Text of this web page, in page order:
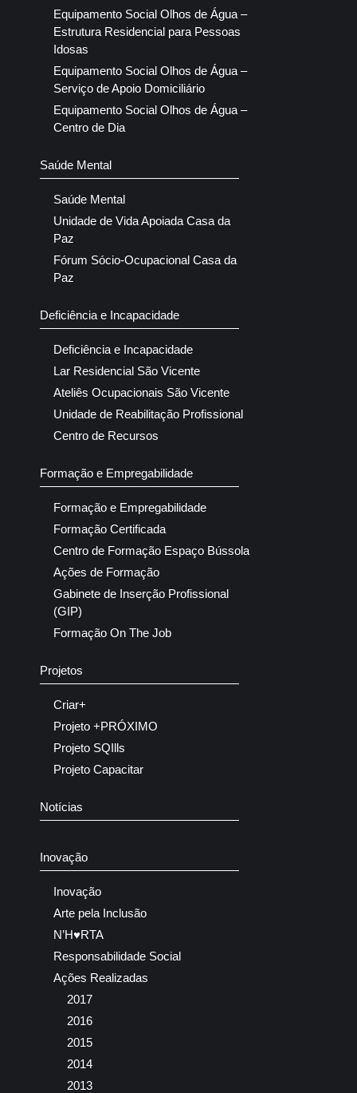
Equipamento Social Olhos de Água –
Estrutura Residencial para Pessoas
Idosas
Equipamento Social Olhos de Água –
Serviço de Apoio Domiciliário
Equipamento Social Olhos de Água –
Centro de Dia
Saúde Mental
Saúde Mental
Unidade de Vida Apoiada Casa da
Paz
Fórum Sócio-Ocupacional Casa da
Paz
Deficiência e Incapacidade
Deficiência e Incapacidade
Lar Residencial São Vicente
Ateliês Ocupacionais São Vicente
Unidade de Reabilitação Profissional
Centro de Recursos
Formação e Empregabilidade
Formação e Empregabilidade
Formação Certificada
Centro de Formação Espaço Bússola
Ações de Formação
Gabinete de Inserção Profissional
(GIP)
Formação On The Job
Projetos
Criar+
Projeto +PRÓXIMO
Projeto SQIlls
Projeto Capacitar
Notícias
Inovação
Inovação
Arte pela Inclusão
N’H♥RTA
Responsabilidade Social
Ações Realizadas
2017
2016
2015
2014
2013